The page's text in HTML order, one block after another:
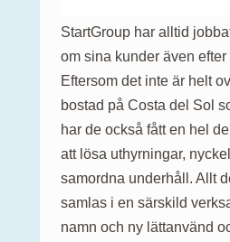
StartGroup har alltid
om sina kunder även efter
Eftersom det inte är helt
bostad på Costa del Sol
har de också fått en hel
att lösa uthyrningar,
samordna underhåll. Allt
samlas i en särskild
namn och ny lättanvänd